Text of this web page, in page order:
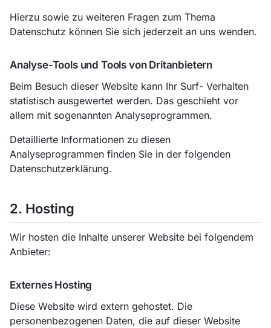
Hierzu sowie zu weiteren Fragen zum Thema
Datenschutz können Sie sich jederzeit an uns wenden.
Analyse-Tools und Tools von Dritanbietern
Beim Besuch dieser Website kann Ihr Surf- Verhalten
statistisch ausgewertet werden. Das geschieht vor
allem mit sogenannten Analyseprogrammen.
Detaillierte Informationen zu diesen
Analyseprogrammen finden Sie in der folgenden
Datenschutzerklärung.
2. Hosting
Wir hosten die Inhalte unserer Website bei folgendem
Anbieter:
Externes Hosting
Diese Website wird extern gehostet. Die
personenbezogenen Daten, die auf dieser Website